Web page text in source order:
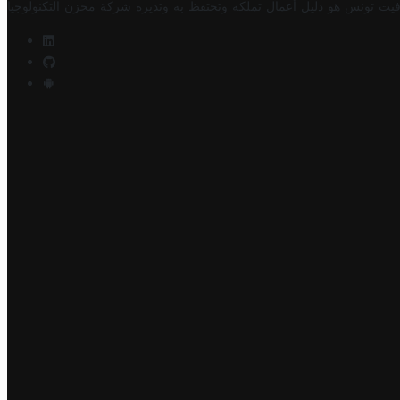
تونس هو دليل أعمال تملكه وتحتفظ به وتديره شركة مخزن التكنولوجيا